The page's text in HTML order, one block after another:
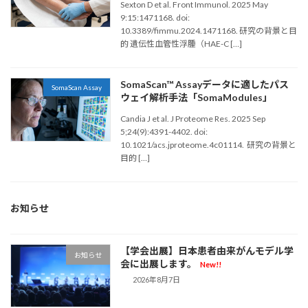
Sexton D et al. Front Immunol. 2025 May
9:15:1471168. doi:
10.3389/fimmu.2024.1471168. 研究の背景と目
的 遺伝性血管性浮腫（HAE-C […]
SomaScan Assay
SomaScan™ Assayデータに適したパス
ウェイ解析手法「SomaModules」
Candia J et al. J Proteome Res. 2025 Sep
5;24(9):4391-4402. doi:
10.1021/acs.jproteome.4c01114. 研究の背景と
目的 […]
お知らせ
お知らせ
【学会出展】日本患者由来がんモデル学
会に出展します。
New!!
2026年8月7日